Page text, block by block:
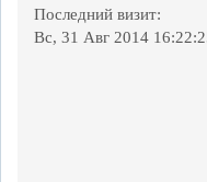
Последний визит:
Вс, 31 Авг 2014